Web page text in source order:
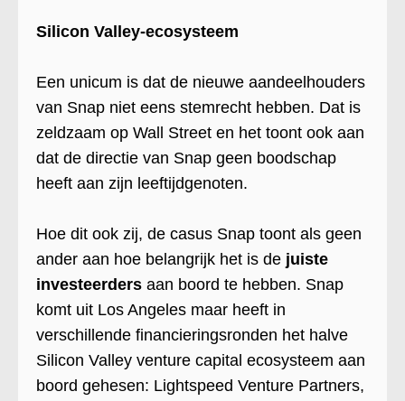
Silicon Valley-ecosysteem
Een unicum is dat de nieuwe aandeelhouders
van Snap niet eens stemrecht hebben. Dat is
zeldzaam op Wall Street en het toont ook aan
dat de directie van Snap geen boodschap
heeft aan zijn leeftijdgenoten.
Hoe dit ook zij, de casus Snap toont als geen
ander aan hoe belangrijk het is de juiste
investeerders aan boord te hebben. Snap
komt uit Los Angeles maar heeft in
verschillende financieringsronden het halve
Silicon Valley venture capital ecosysteem aan
boord gehesen: Lightspeed Venture Partners,